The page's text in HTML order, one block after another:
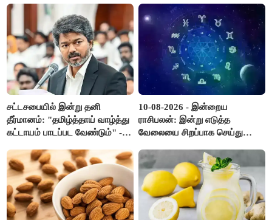
அருண்ராஜ்..!
சட்டசபையில் இன்று தனி
தீர்மானம்: "தமிழ்த்தாய் வாழ்த்து
கட்டாயம் பாடப்பட வேண்டும்" -
10-08-2026 - இன்றைய
ராசிபலன்: இன்று எடுத்த
வேலையை சிறப்பாக செய்து
அதே நேரத்தில் கூடுதலாக
உழைக்க வேண்டி இருக்கும்..!